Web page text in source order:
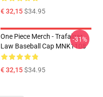
€ 32,15$34.95
One Piece Merch - Trafalgar
Law Baseball Cap MNK1108
€ 32,15$34.95
-31%